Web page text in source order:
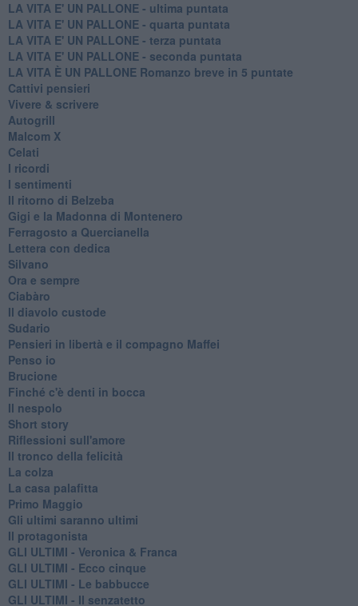
LA VITA E' UN PALLONE - ultima puntata
LA VITA E' UN PALLONE - quarta puntata
LA VITA E' UN PALLONE - terza puntata
LA VITA E' UN PALLONE - seconda puntata
LA VITA È UN PALLONE Romanzo breve in 5 puntate
Cattivi pensieri
Vivere & scrivere
Autogrill
Malcom X
Celati
I ricordi
I sentimenti
Il ritorno di Belzeba
Gigi e la Madonna di Montenero
Ferragosto a Quercianella
Lettera con dedica
Silvano
Ora e sempre
Ciabàro
Il diavolo custode
Sudario
Pensieri in libertà e il compagno Maffei
Penso io
Brucione
Finché c'è denti in bocca
Il nespolo
Short story
Riflessioni sull'amore
Il tronco della felicità
La colza
La casa palafitta
Primo Maggio
Gli ultimi saranno ultimi
Il protagonista
GLI ULTIMI - Veronica & Franca
GLI ULTIMI - Ecco cinque
GLI ULTIMI - Le babbucce
GLI ULTIMI - Il senzatetto